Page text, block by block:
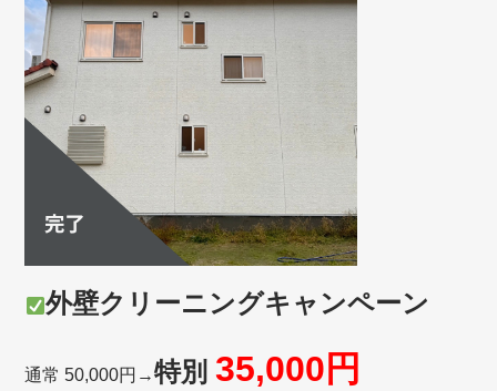
外壁クリーニングキャンペーン
通常 50,000円→特別35,000円